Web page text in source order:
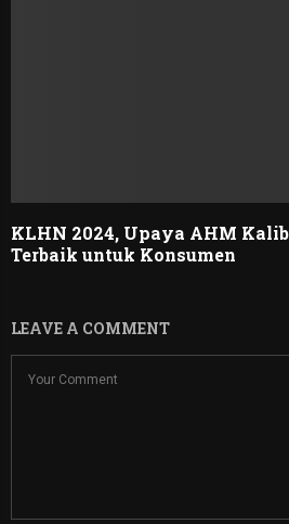
KLHN 2024, Upaya AHM
Terbaik untuk Konsumen
LEAVE A COMMENT